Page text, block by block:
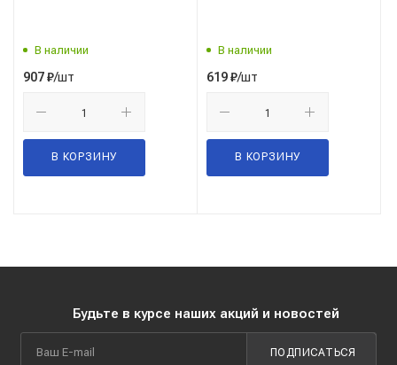
В наличии
907₽/шт
В КОРЗИНУ
В наличии
619₽/шт
В КОРЗИНУ
Будьте в курсе наших акций и новостей
ПОДПИСАТЬСЯ